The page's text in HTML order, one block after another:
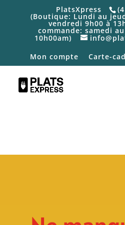
PlatsXpress
(Boutique: Lundi au
vendredi 9h00 à
commande: samedi
10h00am)
Mon compte
Carte-